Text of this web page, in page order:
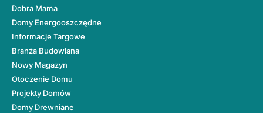
Dobra Mama
Domy Energooszczędne
Informacje Targowe
Branża Budowlana
Nowy Magazyn
Otoczenie Domu
Projekty Domów
Domy Drewniane